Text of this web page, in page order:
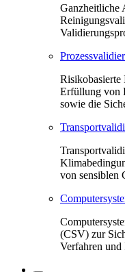
Ganzheitliche
Risikobasierte
Erfüllung von
sowie die
von sensiblen
(CSV) zur
Verfahren und